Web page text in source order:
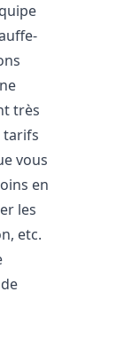
très
tarifs
vous
en
les
etc.